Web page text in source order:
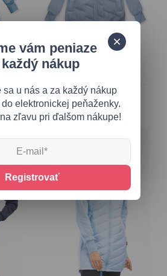
Svetlomodrá prešívaná
mikina/bunda
28,70 €
vám peniaze
nákup
sa u nás a za každý nákup
elektronickej peňaženky.
zľavu pri ďalšom nákupe!
Registrovať